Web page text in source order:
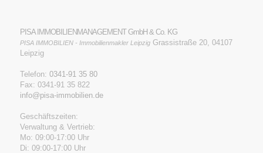
PISA IMMOBILIENMANAGEMENT GmbH & Co. KG
PISA IMMOBILIEN - Immobilienmakler LeipzigGrassistraße 20, 04107
Leipzig
Telefon: 0341-91 35 80
Fax: 0341-91 35 822
info@pisa-immobilien.de
Geschäftszeiten:
Verwaltung & Vertrieb:
Mo: 09:00-17:00 Uhr
Di: 09:00-17:00 Uhr